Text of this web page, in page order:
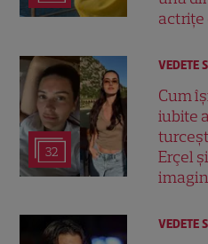
actrițe
32
VEDETE
Cum
iubite
Erçel
VEDETE